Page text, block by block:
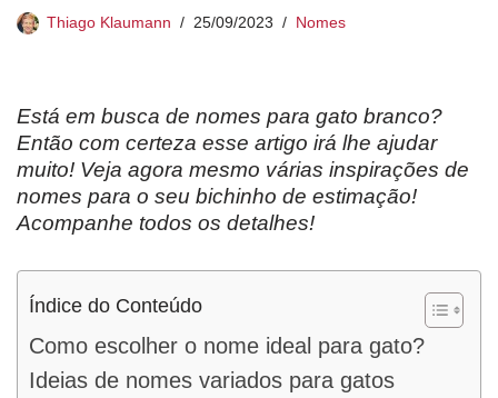
Thiago Klaumann 25/09/2023 Nomes
Está em busca de nomes para gato branco?
Então com certeza esse artigo irá lhe ajudar
muito! Veja agora mesmo várias inspirações de
nomes para o seu bichinho de estimação!
Acompanhe todos os detalhes!
Índice do Conteúdo
Como escolher o nome ideal para gato?
Ideias de nomes variados para gatos